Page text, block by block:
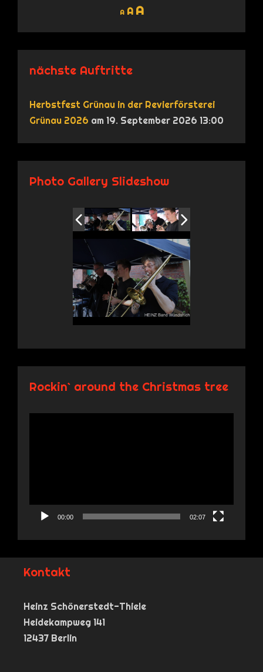
A
Decrease
font
AReset
AIncrease
font
size.
nächste Auftritte
Herbstfest Grünau in der Revierförsterei
Grünau 2026 am 19. September 2026 13:00
Photo Gallery Slideshow
Rockin` around the Christmas tree
00:00 02:07
Kontakt
Heinz Schönerstedt-Thiele
Heidekampweg 141
12437 Berlin